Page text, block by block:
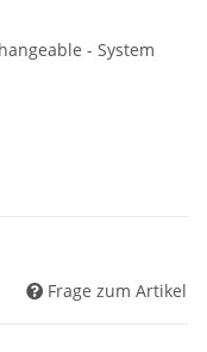
- System
Frage zum Artikel